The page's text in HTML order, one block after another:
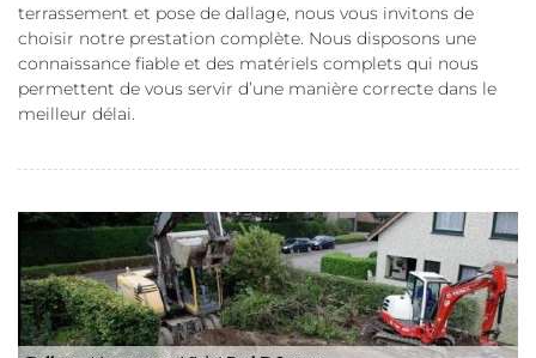
terrassement et pose de dallage, nous vous invitons de
choisir notre prestation complète. Nous disposons une
connaissance fiable et des matériels complets qui nous
permettent de vous servir d’une manière correcte dans le
meilleur délai.